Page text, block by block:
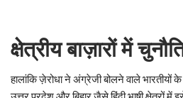
क्षेत्रीय बाज़ारों में
हालांकि ज़ेरोधा ने अंग्रेजी बोलने वाले